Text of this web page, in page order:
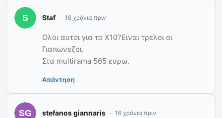
Staf 16 χρόνια πριν
Ολοι αυτοι για το Χ10?Ειναι τρελοι οι
Γιαπωνεζοι.
Στα multirama 565 ευρω.
Απάντηση
stefanos giannaris 16 χρόνια πριν